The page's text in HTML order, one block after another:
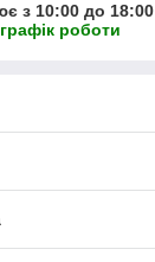
з 10:00 до 18:00
роботи